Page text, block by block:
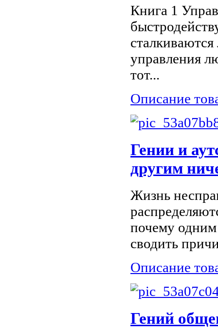
Книга 1
управления
тот...
Описание
Гении и
другим
Жизнь
почему одним
сводить
Описание
Гений